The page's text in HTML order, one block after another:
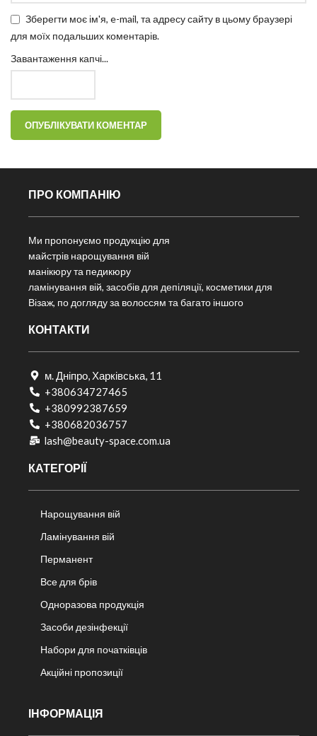
Зберегти моє ім'я, e-mail, та адресу сайту в цьому браузері
для моїх подальших коментарів.
Завантаження капчі...
ПРО КОМПАНІЮ
Ми пропонуємо продукцію для
майстрів нарощування вій
манікюру та педикюру
ламінування вій, засобів для депіляції, косметики для
Візаж, по догляду за волоссям та багато іншого
КОНТАКТИ
м. Дніпро, Харківська, 11
+380634727465
+380992387659
+380682036757​
lash@beauty-space.com.ua
КАТЕГОРІЇ
Нарощування вій
Ламінування вій
Перманент
Все для брів
Одноразова продукція
Засоби дезінфекції
Набори для початківців
Акційні пропозиції
ІНФОРМАЦІЯ